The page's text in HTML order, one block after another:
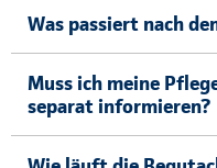
Was passiert nach
Muss ich meine
separat informieren?